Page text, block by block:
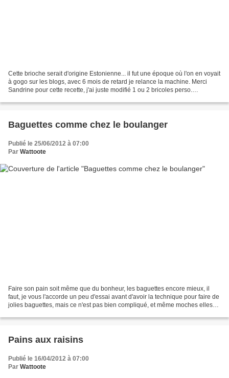
Cette brioche serait d'origine Estonienne... il fut une époque où l'on en voyait
à gogo sur les blogs, avec 6 mois de retard je relance la machine. Merci
Sandrine pour cette recette, j'ai juste modifié 1 ou 2 bricoles perso.
Baguettes comme chez le boulanger
Publié le 25/06/2012 à 07:00
Par Wattoote
Faire son pain soit même que du bonheur, les baguettes encore mieux, il
faut, je vous l'accorde un peu d'essai avant d'avoir la technique pour faire de
jolies baguettes, mais ce n'est pas bien compliqué, et même moches elles
Pains aux raisins
Publié le 16/04/2012 à 07:00
Par Wattoote